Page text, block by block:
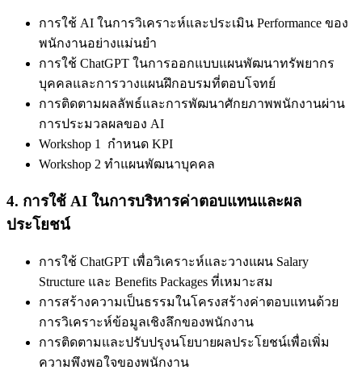
การใช้ AI ในการวิเคราะห์และประเมิน Performance ของ
พนักงานอย่างแม่นยำ
การใช้ ChatGPT ในการออกแบบแผนพัฒนาทรัพยากร
บุคคลและการวางแผนฝึกอบรมที่ตอบโจทย์
การติดตามผลลัพธ์และการพัฒนาศักยภาพพนักงานผ่าน
การประมวลผลของ AI
Workshop 1 กำหนด KPI
Workshop 2 ทำแผนพัฒนาบุคคล
4. การใช้ AI ในการบริหารค่าตอบแทนและผล
ประโยชน์
การใช้ ChatGPT เพื่อวิเคราะห์และวางแผน Salary
Structure และ Benefits Packages ที่เหมาะสม
การสร้างความเป็นธรรมในโครงสร้างค่าตอบแทนด้วย
การวิเคราะห์ข้อมูลเชิงลึกของพนักงาน
การติดตามและปรับปรุงนโยบายผลประโยชน์เพื่อเพิ่ม
ความพึงพอใจของพนักงาน